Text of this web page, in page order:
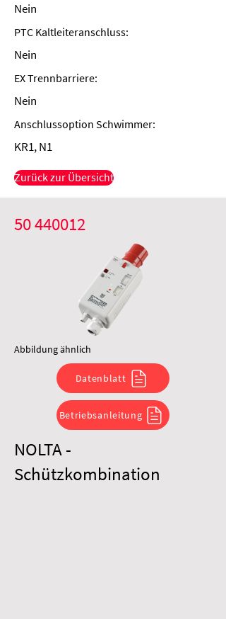
Nein
PTC Kaltleiteranschluss:
Nein
EX Trennbarriere:
Nein
Anschlussoption Schwimmer:
KR1, N1
Zurück zur Übersicht
50 440012
Abbildung ähnlich
Datenblatt
Betriebsanleitung
NOLTA -
Schützkombination